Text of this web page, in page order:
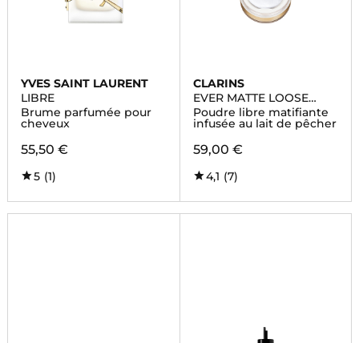
YVES SAINT LAURENT
LIBRE
Brume parfumée pour
cheveux
55,50 €
5 (1)
CLARINS
EVER MATTE LOOSE
POWDER
Poudre libre matifiante
infusée au lait de pêcher
59,00 €
4,1 (7)